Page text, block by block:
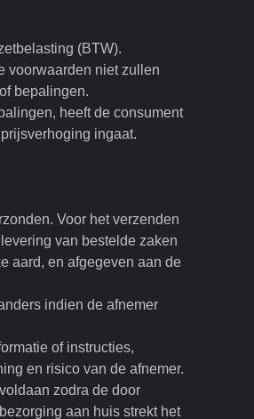
(BTW).
voorwaarden niet zullen
bepalingen.
heeft de consument
ingaat.
Voor het verzenden
van bestelde zaken
aard, en afgegeven aan de
indien de afnemer
of instructies,
en risico van de afnemer.
zodra de door
aan huis strekt het